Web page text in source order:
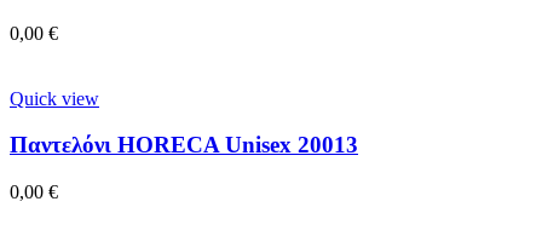
0,00 €
Quick view
Παντελόνι HORECA Unisex 20013
0,00 €